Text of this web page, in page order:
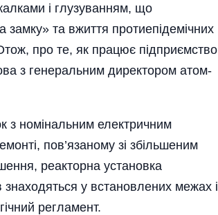
і глузуванням, що
замку» та вжиття протиепідемічних
про те, як працює підприємство
з генеральним директором атом­
з номінальним електричним
пов’язаному зі збільшеним
реакторна установка
знаходяться у встановлених межах і
регламент.